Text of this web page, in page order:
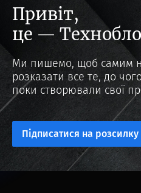
Привіт,
це —
Ми пишемо, щоб самим
розказати все те, до
поки створювали свої
Підписатися на розсилку